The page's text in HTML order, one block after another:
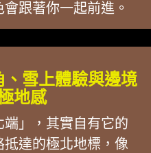
跟著你一起前進。
雪上體驗與邊境
地感
」，其實自有它的
達的極北地標，像